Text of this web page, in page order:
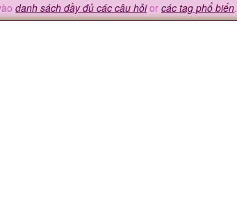
danh sách đầy đủ các câu hỏiorcác tag phổ biến.